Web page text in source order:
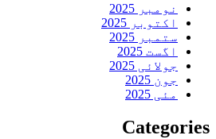
نومبر 2025
اکتوبر 2025
ستمبر 2025
اگست 2025
جولائی 2025
جون 2025
مئی 2025
Categories